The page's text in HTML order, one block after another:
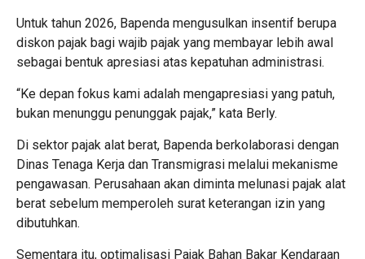
Untuk tahun 2026, Bapenda mengusulkan insentif berupa
diskon pajak bagi wajib pajak yang membayar lebih awal
sebagai bentuk apresiasi atas kepatuhan administrasi.
“Ke depan fokus kami adalah mengapresiasi yang patuh,
bukan menunggu penunggak pajak,” kata Berly.
Di sektor pajak alat berat, Bapenda berkolaborasi dengan
Dinas Tenaga Kerja dan Transmigrasi melalui mekanisme
pengawasan. Perusahaan akan diminta melunasi pajak alat
berat sebelum memperoleh surat keterangan izin yang
dibutuhkan.
Sementara itu, optimalisasi Pajak Bahan Bakar Kendaraan